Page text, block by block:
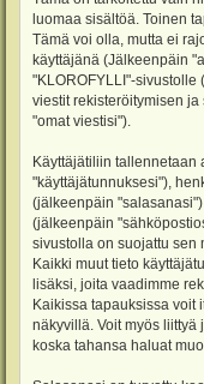
luomaa sisältöä. Toinen
Tämä voi olla, mutta ei
käyttäjänä (Jälkeenpäin
"KLOROFYLLI"-
viestit rekisteröitymisen
"omat viestisi").
Käyttäjätiliin tallennetaan
"käyttäjätunnuksesi"),
(jälkeenpäin
(jälkeenpäin
sivustolla on suojattu sen
Kaikki muut tieto
lisäksi, joita vaadimme
Kaikissa tapauksissa voit
näkyvillä. Voit myös
koska tahansa haluat